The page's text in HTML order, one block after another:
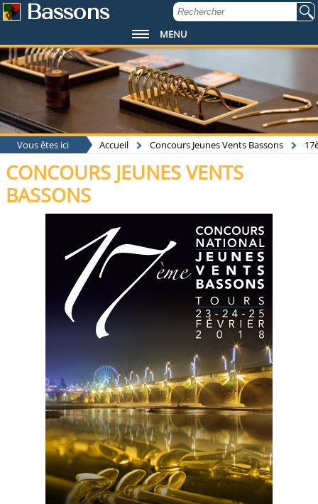
Bassons
MENU
Vous êtes ici Accueil Concours Jeunes Vents Bassons
CONCOURS JEUNES VENTS
BASSONS